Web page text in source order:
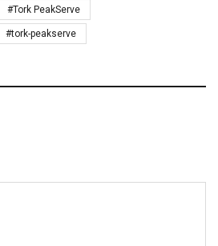
#Tork PeakServe
#tork-peakserve